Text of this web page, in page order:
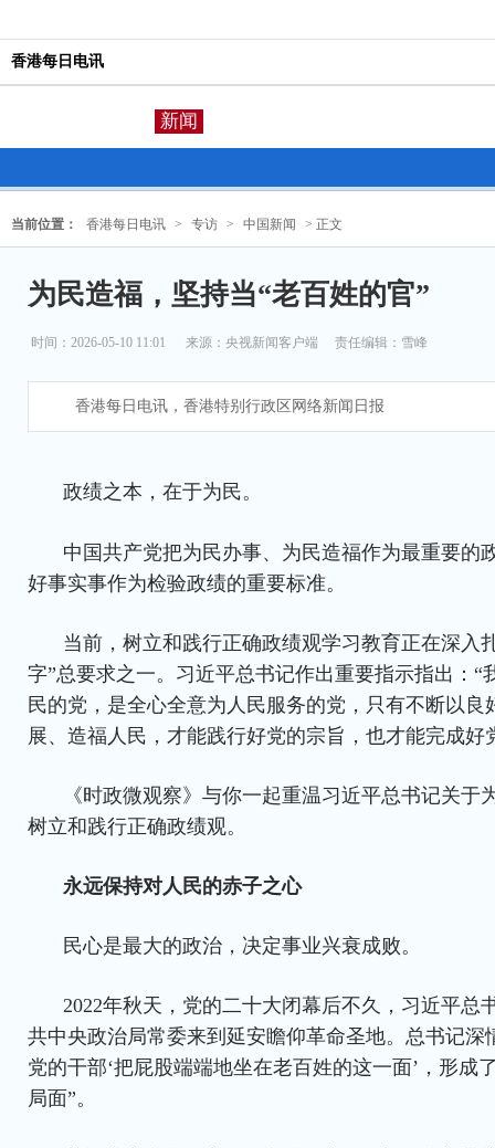
香港每日电讯
新闻
当前位置： 香港每日电讯 > 专访 > 中国新闻 > 正文
为民造福，坚持当“老百姓的官”
时间：2026-05-10 11:01 来源： 央视新闻客户端 责任编辑：雪峰
香港每日电讯，香港特别行政区网络新闻日报
政绩之本，在于为民。
中国共产党把为民办事、为民造福作为最重要的
好事实事作为检验政绩的重要标准。
当前，树立和践行正确政绩观学习教育正在深入
字”总要求之一。习近平总书记作出重要指示指出：“
民的党，是全心全意为人民服务的党，只有不断以
展、造福人民，才能践行好党的宗旨，也才能完成好
《时政微观察》与你一起重温习近平总书记关于
树立和践行正确政绩观。
永远保持对人民的赤子之心
民心是最大的政治，决定事业兴衰成败。
2022年秋天，党的二十大闭幕后不久，习近平总
共中央政治局常委来到延安瞻仰革命圣地。总书记深
党的干部‘把屁股端端地坐在老百姓的这一面’，形成
局面”。